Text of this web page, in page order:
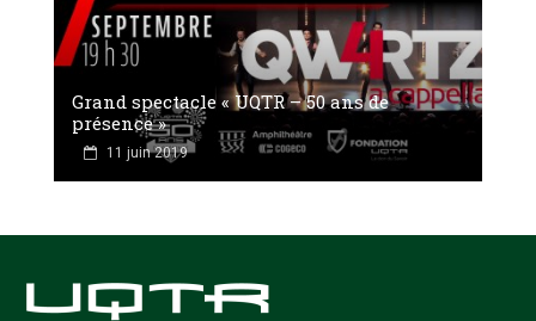
Grand spectacle « UQTR – 50 ans de
présence »
11 juin 2019